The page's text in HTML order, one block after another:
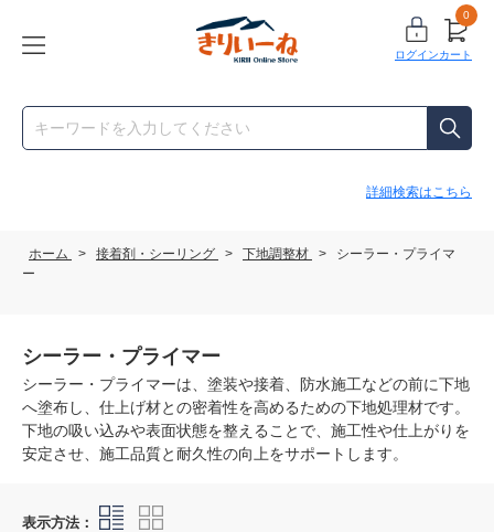
ログイン
0
カート
詳細検索はこちら
ホーム > 接着剤・シーリング > 下地調整材 >
シーラー・プライマ
ー
シーラー・プライマー
シーラー・プライマーは、塗装や接着、防水施工などの前に下地
へ塗布し、仕上げ材との密着性を高めるための下地処理材です。
下地の吸い込みや表面状態を整えることで、施工性や仕上がりを
安定させ、施工品質と耐久性の向上をサポートします。
表示方法：